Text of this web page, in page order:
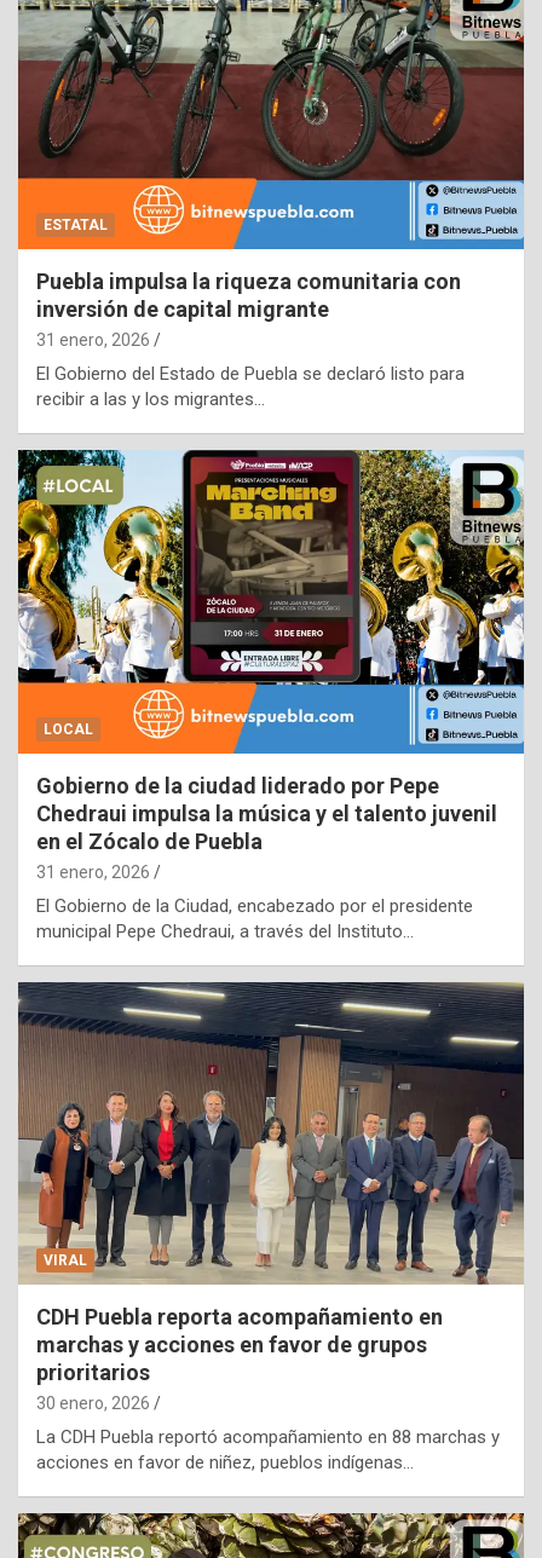
ESTATAL
Puebla impulsa la riqueza comunitaria con
inversión de capital migrante
31 enero, 2026
El Gobierno del Estado de Puebla se declaró listo para
recibir a las y los migrantes…
LOCAL
Gobierno de la ciudad liderado por Pepe
Chedraui impulsa la música y el talento juvenil
en el Zócalo de Puebla
31 enero, 2026
El Gobierno de la Ciudad, encabezado por el presidente
municipal Pepe Chedraui, a través del Instituto…
VIRAL
CDH Puebla reporta acompañamiento en
marchas y acciones en favor de grupos
prioritarios
30 enero, 2026
La CDH Puebla reportó acompañamiento en 88 marchas y
acciones en favor de niñez, pueblos indígenas…